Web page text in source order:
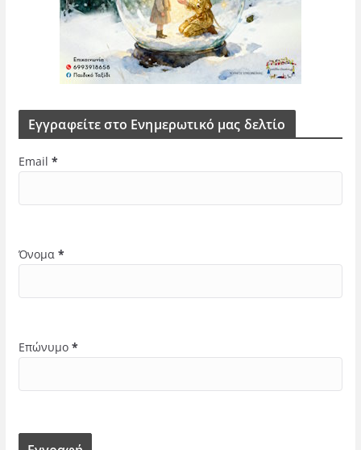
Εγγραφείτε στο Ενημερωτικό μας δελτίο
Email *
Όνομα *
Επώνυμο *